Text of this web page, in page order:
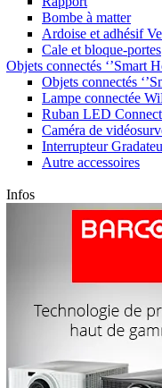
Bombe à matter
Ardoise et adhésif
Cale et bloque-portes
Objets connectés ‘’Smart
Objets connectés
Lampe connectée
Ruban LED
Caméra de
Interrupteur
Autre accessoires
Infos